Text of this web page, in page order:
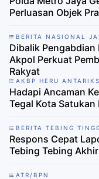
Perluasan Objek
BERITA NASIONAL
Dibalik Pengabdian
Akpol Perkuat
Rakyat
AKBP HERU
Hadapi Ancaman
Tegal Kota
BERITA TEBING
Respons Cepat
Tebing Tebing
ATR/BPN